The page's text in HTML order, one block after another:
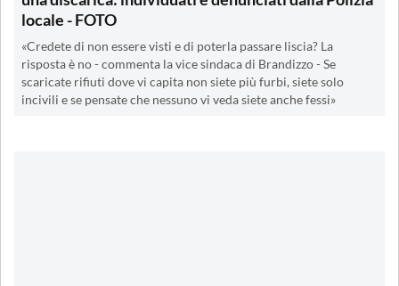
locale - FOTO
«Credete di non essere visti e di poterla passare liscia? La
risposta è no - commenta la vice sindaca di Brandizzo - Se
scaricate rifiuti dove vi capita non siete più furbi, siete solo
incivili e se pensate che nessuno vi veda siete anche fessi»